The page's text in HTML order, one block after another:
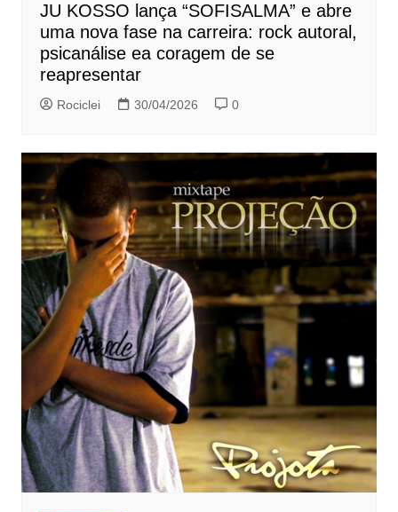
JU KOSSO lança “SOFISALMA” e abre
uma nova fase na carreira: rock autoral,
psicanálise ea coragem de se
reapresentar
Rociclei 30/04/2026 0